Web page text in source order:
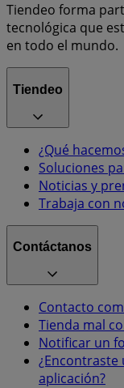
Tiendeo forma
tecnológica que
en todo el mundo.
Tiendeo
¿Qué
Soluciones
Noticias y
Trabaja con
Contáctanos
Contacto
Tienda mal
Notificar un
¿Encontraste
aplicación?